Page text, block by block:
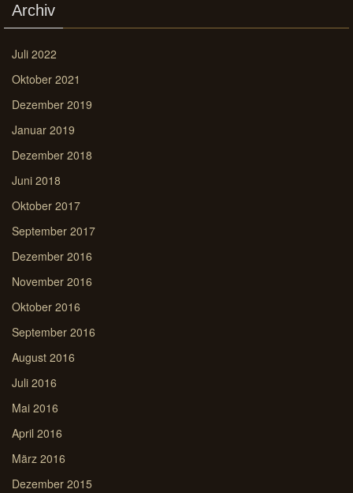
Archiv
Juli 2022
Oktober 2021
Dezember 2019
Januar 2019
Dezember 2018
Juni 2018
Oktober 2017
September 2017
Dezember 2016
November 2016
Oktober 2016
September 2016
August 2016
Juli 2016
Mai 2016
April 2016
März 2016
Dezember 2015